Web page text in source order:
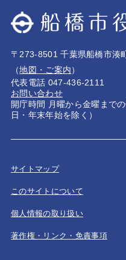
〒273-8501 千葉県船橋市湊
（地図・ご案内）
代表電話 047-436-2111
お問い合わせ
開庁時間 月曜から金曜まで
日・年末年始を除く）
サイトマップ
このサイトについて
個人情報の取り扱い
著作権・リンク・免責事項